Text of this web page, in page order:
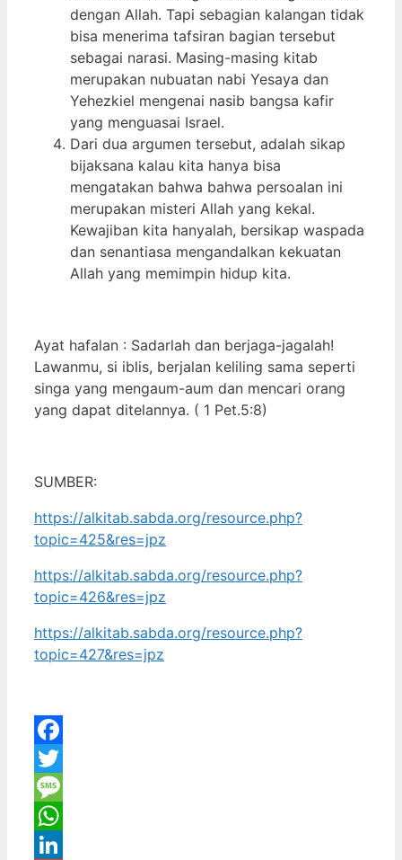
dengan Allah. Tapi sebagian kalangan tidak
bisa menerima tafsiran bagian tersebut
sebagai narasi. Masing-masing kitab
merupakan nubuatan nabi Yesaya dan
Yehezkiel mengenai nasib bangsa kafir
yang menguasai Israel.
Dari dua argumen tersebut, adalah sikap
bijaksana kalau kita hanya bisa
mengatakan bahwa bahwa persoalan ini
merupakan misteri Allah yang kekal.
Kewajiban kita hanyalah, bersikap waspada
dan senantiasa mengandalkan kekuatan
Allah yang memimpin hidup kita.
Ayat hafalan : Sadarlah dan berjaga-jagalah!
Lawanmu, si iblis, berjalan keliling sama seperti
singa yang mengaum-aum dan mencari orang
yang dapat ditelannya. ( 1 Pet.5:8)
SUMBER:
https://alkitab.sabda.org/resource.php?
topic=425&res=jpz
https://alkitab.sabda.org/resource.php?
topic=426&res=jpz
https://alkitab.sabda.org/resource.php?
topic=427&res=jpz
Facebook
Twitter
Message
WhatsApp